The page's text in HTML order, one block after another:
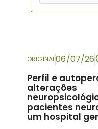
ORIGINAL06/07/26
Perfil e
alterações
pacientes
um hospital